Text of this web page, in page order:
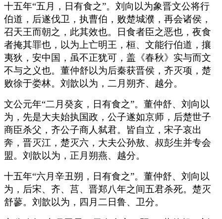
十五年“五月，日有食之”。刘向以为象晋文公将行
伯道，后遂伐卫，执曹伯，败楚城濮，再会诸侯，
召天王而朝之，此其效也。日食者臣之恶也，夜食
者掩其罪也，以为上亡明王，桓、文能行伯道，攘
夷狄，安中国，虽不正犹可，盖《春秋》实与而文
不与之义也。董仲舒以为后秦获晋侯，齐灭项，楚
败徐于娄林。刘歆以为，二月朔齐、越分。
文公元年“二月癸亥，日有食之”。董仲舒、刘向以
为，先是大夫始执国政，公子遂如京师，后楚世子
商臣杀父，齐公子商人弑君。皆自立，宋子哀出
奔，晋灭江，楚灭六，大夫公孙敖、叔彭生并专会
盟。刘歆以为，正月朔燕、越分。
十五年“六月辛丑朔，日有食之”。董仲舒、刘向以
为，后宋、齐、莒、晋郑八年之间五君杀死。楚灭
舒蓼。刘歆以为，四月二日鲁、卫分。